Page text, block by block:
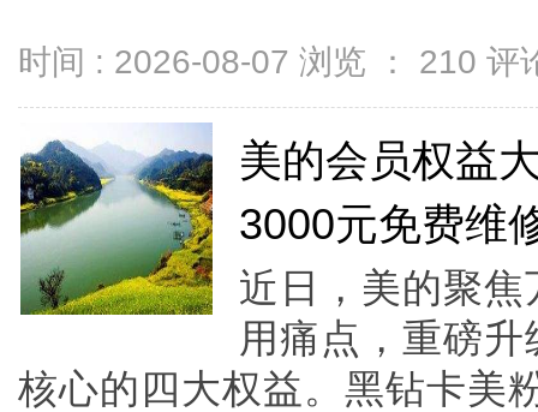
时间 : 2026-08-07 浏览 ： 210 评
美的会员权益
3000元免费维
近日，美的聚
用痛点，重磅升
核心的四大权益。黑钻卡美